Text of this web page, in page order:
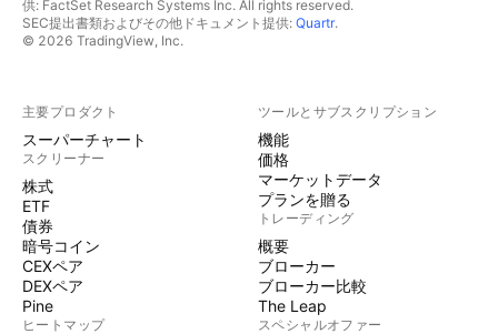
供: FactSet Research Systems Inc. All rights reserved.
SEC提出書類およびその他ドキュメント提供: Quartr.
© 2026 TradingView, Inc.
主要プロダクト
スーパーチャート
スクリーナー
株式
ETF
債券
暗号コイン
CEXペア
DEXペア
Pine
ヒートマップ
ツールとサブスクリプション
機能
価格
マーケットデータ
プランを贈る
トレーディング
概要
ブローカー
ブローカー比較
The Leap
スペシャルオファー